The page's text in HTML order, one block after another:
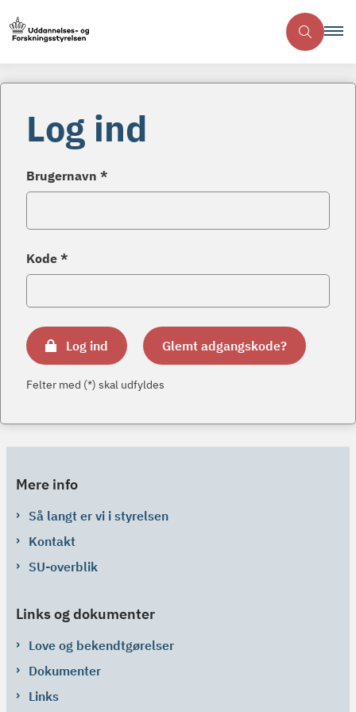
Log ind
Brugernavn *
Kode *
Log ind Glemt adgangskode?
Felter med (*) skal udfyldes
Mere info
Så langt er vi i styrelsen
Kontakt
SU-overblik
Links og dokumenter
Love og bekendtgørelser
Dokumenter
Links